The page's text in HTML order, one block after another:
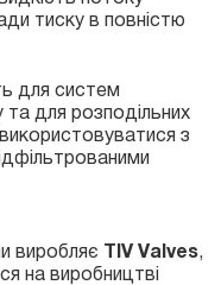
тиску в повністю
для систем
та для розподільних
з
виробляє TIV Valves,
на виробництві